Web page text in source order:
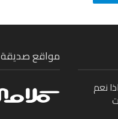
مواقع صديقة
نعم